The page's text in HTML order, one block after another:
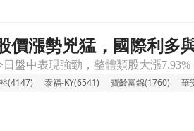
文章頁
價漲勢兇猛，國際利多
(4147) 泰福-KY(6541) 寶齡富錦(1760) 華